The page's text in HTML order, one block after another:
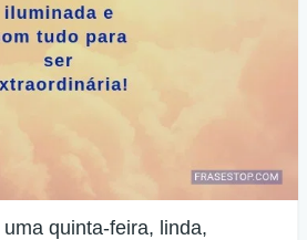
quinta-feira, linda,